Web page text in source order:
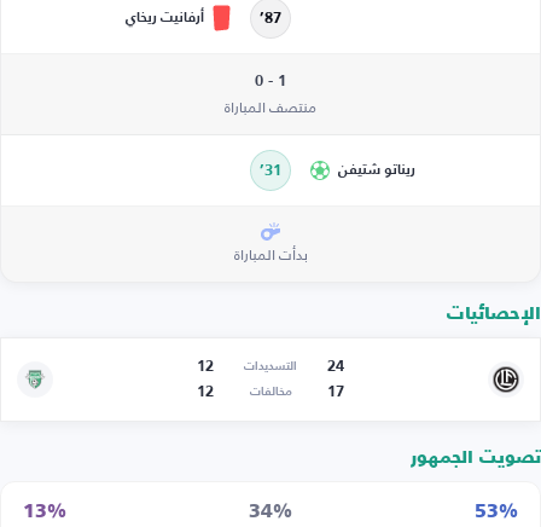
87’ أرفانيت ريخاي
1 - 0
منتصف المباراة
ريناتو شتيفن 31’
بدأت المباراة
الإحصائيات
24 التسديدات
12
17
مخالفات 12
تصويت الجمهور
53%
34%
13%